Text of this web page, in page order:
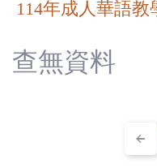
(臺
灣)
114年成人華語
查無資料